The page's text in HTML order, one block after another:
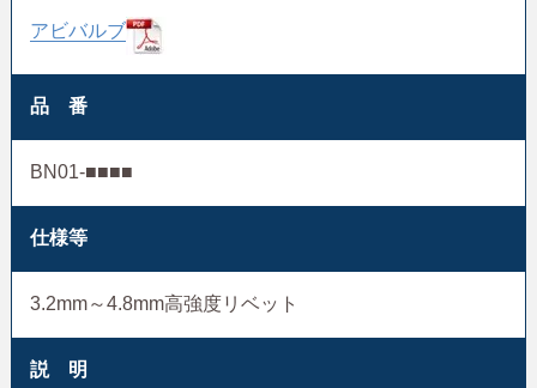
アビバルブ
品 番
BN01-■■■■
仕様等
3.2mm～4.8mm高強度リベット
説 明